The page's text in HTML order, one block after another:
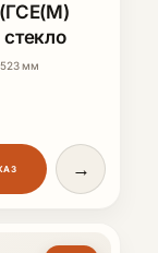
300 ₽.
мм
цена
цена:
→